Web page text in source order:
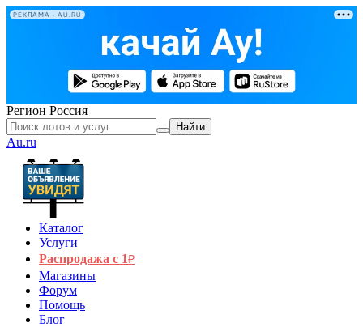
РЕКЛАМА • AU.RU
Регион Россия
Найти
Au.ru
Каталог
Услуги
Распродажа с 1₽
Магазины
Форум
Помощь
Блог